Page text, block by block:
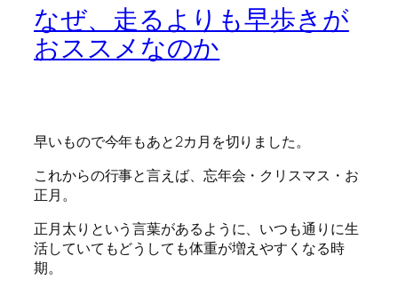
なぜ、走るよりも早歩きが
おススメなのか
早いもので今年もあと2カ月を切りました。
これからの行事と言えば、忘年会・クリスマス・お
正月。
正月太りという言葉があるように、いつも通りに生
活していてもどうしても体重が増えやすくなる時
期。